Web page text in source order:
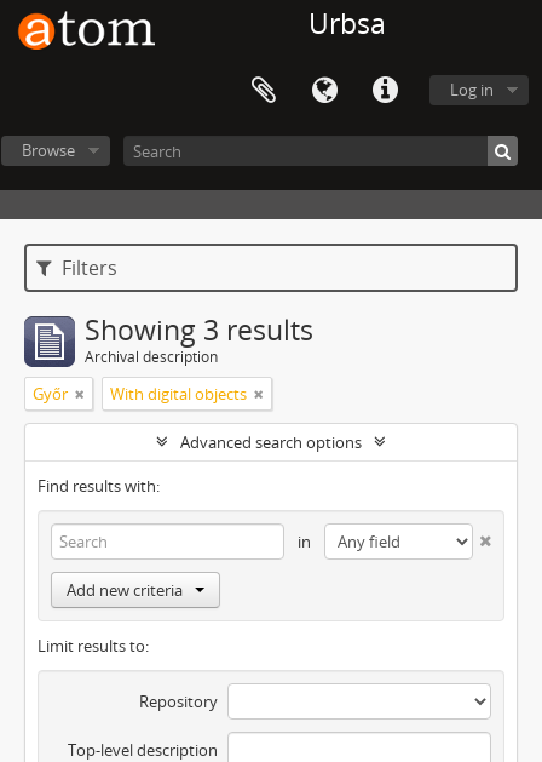
Urbsa
Log in
Browse
Filters
Showing 3 results
Archival description
Győr With digital objects
Advanced search options
Find results with:
in
Add new criteria
Limit results to:
Repository
Top-level description